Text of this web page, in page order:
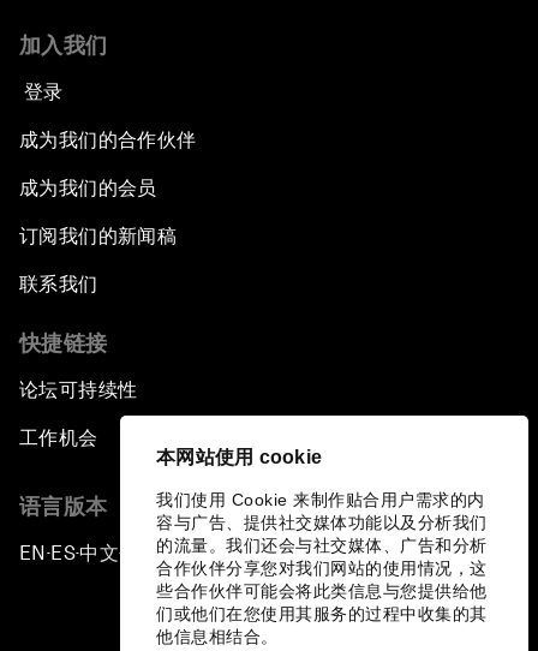
本网站使用 cookie
我们使用 Cookie 来制作贴合用户需求的内
容与广告、提供社交媒体功能以及分析我们
的流量。我们还会与社交媒体、广告和分析
合作伙伴分享您对我们网站的使用情况，这
些合作伙伴可能会将此类信息与您提供给他
们或他们在您使用其服务的过程中收集的其
他信息相结合。
加入我们
登录
成为我们的合作伙伴
成为我们的会员
订阅我们的新闻稿
联系我们
快捷链接
论坛可持续性
工作机会
语言版本
EN ▪ ES▪中文▪ 日本語